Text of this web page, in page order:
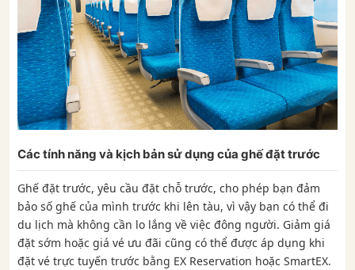
Các tính năng và kịch bản sử dụng của ghế đặt trước
Ghế đặt trước, yêu cầu đặt chỗ trước, cho phép bạn đảm
bảo số ghế của mình trước khi lên tàu, vì vậy bạn có thể đi
du lịch mà không cần lo lắng về việc đông người. Giảm giá
đặt sớm hoặc giá vé ưu đãi cũng có thể được áp dụng khi
đặt vé trực tuyến trước bằng EX Reservation hoặc SmartEX.